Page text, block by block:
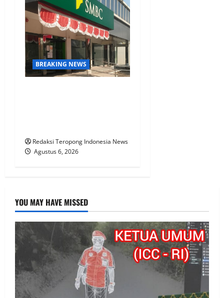
BREAKING NEWS
Redaksi Teropong Indonesia News
Agustus 6, 2026
YOU MAY HAVE MISSED